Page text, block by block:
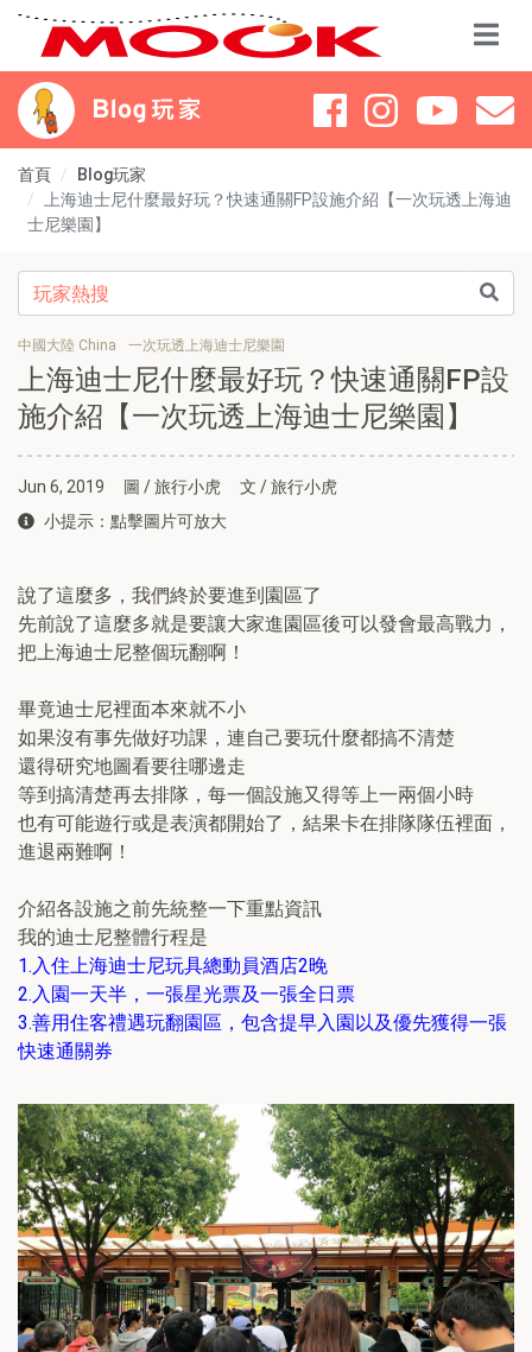
首頁
Blog玩家
上海迪士尼什麼最好玩？快速通關FP設施介紹【一次玩透上海迪
士尼樂園】
中國大陸 China 一次玩透上海迪士尼樂園
上海迪士尼什麼最好玩？快速通關FP設
施介紹【一次玩透上海迪士尼樂園】
Jun 6, 2019 圖 / 旅行小虎
文 / 旅行小虎
小提示：點擊圖片可放大
說了這麼多，我們終於要進到園區了
先前說了這麼多就是要讓大家進園區後可以發會最高戰力，
把上海迪士尼整個玩翻啊！
畢竟迪士尼裡面本來就不小
如果沒有事先做好功課，連自己要玩什麼都搞不清楚
還得研究地圖看要往哪邊走
等到搞清楚再去排隊，每一個設施又得等上一兩個小時
也有可能遊行或是表演都開始了，結果卡在排隊隊伍裡面，
進退兩難啊！
介紹各設施之前先統整一下重點資訊
我的迪士尼整體行程是
1.入住上海迪士尼玩具總動員酒店2晚
2.入園一天半，一張星光票及一張全日票
3.善用住客禮遇玩翻園區，包含提早入園以及優先獲得一張
快速通關券